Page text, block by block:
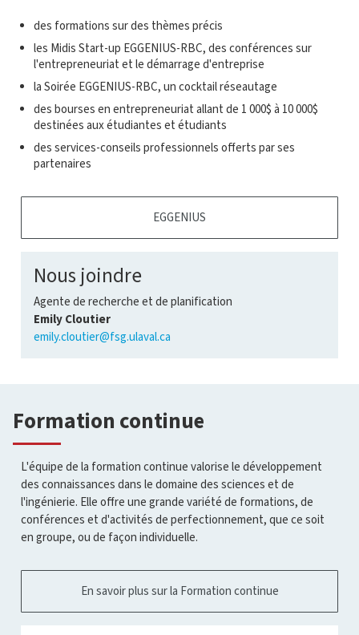
des formations sur des thèmes précis
les Midis Start-up EGGENIUS-RBC, des conférences sur
l'entrepreneuriat et le démarrage d'entreprise
la Soirée EGGENIUS-RBC, un cocktail réseautage
des bourses en entrepreneuriat allant de 1 000$ à 10 000$
destinées aux étudiantes et étudiants
des services-conseils professionnels offerts par ses
partenaires
EGGENIUS
Nous joindre
Agente de recherche et de planification
Emily Cloutier
emily.cloutier@fsg.ulaval.ca
Formation continue
L'équipe de la formation continue valorise le développement
des connaissances dans le domaine des sciences et de
l'ingénierie. Elle offre une grande variété de formations, de
conférences et d'activités de perfectionnement, que ce soit
en groupe, ou de façon individuelle.
En savoir plus sur la Formation continue